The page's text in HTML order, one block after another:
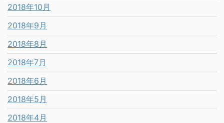
2018年10月
2018年9月
2018年8月
2018年7月
2018年6月
2018年5月
2018年4月